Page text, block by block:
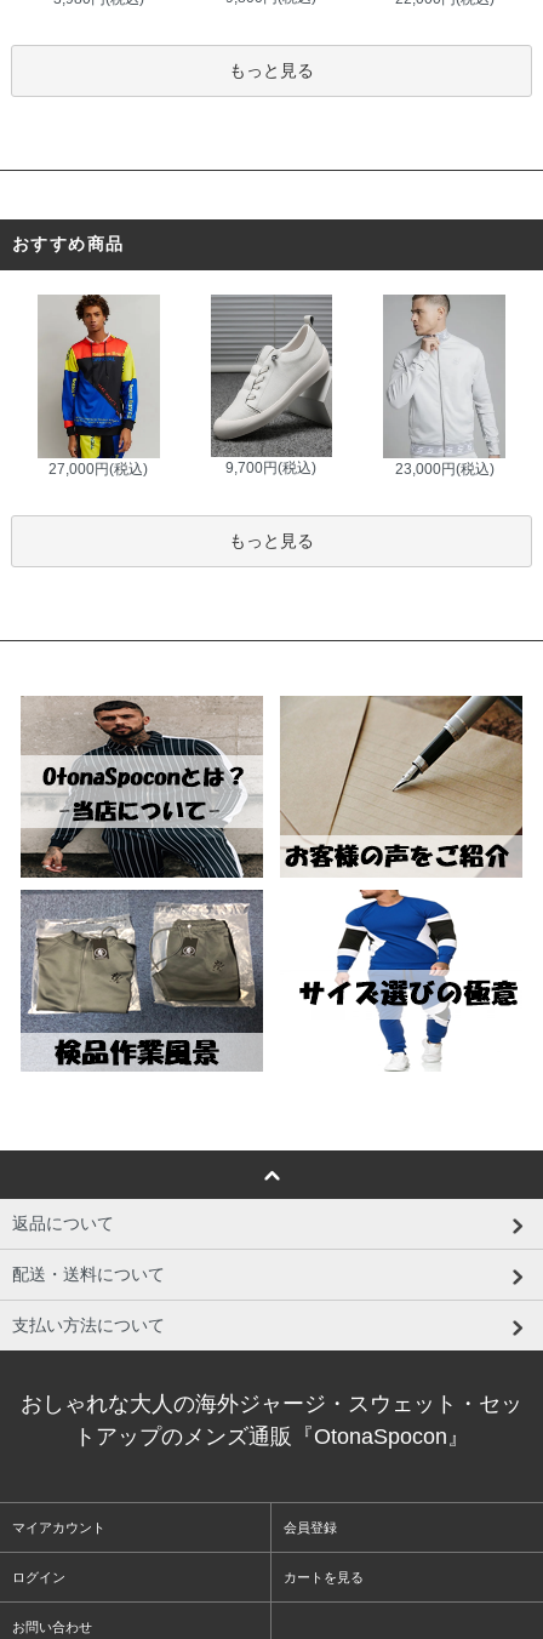
もっと見る
おすすめ商品
27,000円(税込) 9,700円(税込) 23,000円(税込)
もっと見る
返品について
配送・送料について
支払い方法について
おしゃれな大人の海外ジャージ・スウェット・セッ
トアップのメンズ通販『OtonaSpocon』
マイアカウント 会員登録
ログイン カートを見る
お問い合わせ